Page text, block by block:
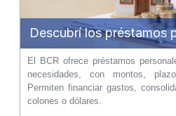
Descubrí los préstamos
El BCR ofrece préstamos
necesidades, con montos,
Permiten financiar gastos,
colones o dólares.